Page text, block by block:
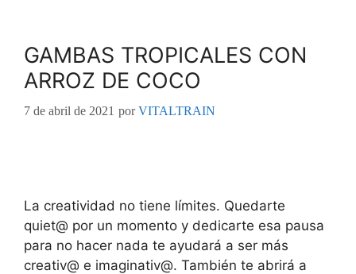
GAMBAS TROPICALES CON
ARROZ DE COCO
7 de abril de 2021 porVITALTRAIN
La creatividad no tiene límites. Quedarte
quiet@ por un momento y dedicarte esa pausa
para no hacer nada te ayudará a ser más
creativ@ e imaginativ@. También te abrirá a